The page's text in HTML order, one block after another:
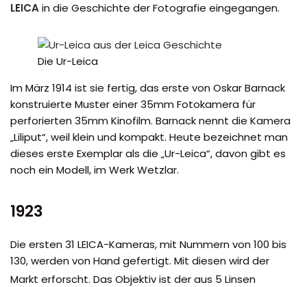
LEICAin die Geschichte der Fotografie eingegangen.
Die Ur-Leica
Im März 1914 ist sie fertig, das erste von Oskar Barnack
konstruierte Muster einer 35mm Fotokamera für
perforierten 35mm Kinofilm. Barnack nennt die Kamera
„Liliput“, weil klein und kompakt. Heute bezeichnet man
dieses erste Exemplar als die „Ur-Leica“, davon gibt es
noch ein Modell, im Werk Wetzlar.
1923
Die ersten 31 LEICA-Kameras, mit Nummern von 100 bis
130, werden von Hand gefertigt. Mit diesen wird der
Markt erforscht. Das Objektiv ist der aus 5 Linsen